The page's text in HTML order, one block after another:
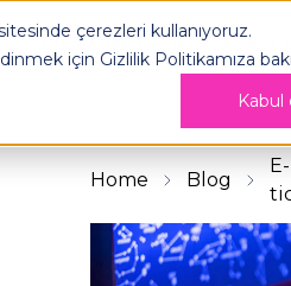
çerezleri kullanıyoruz.
için Gizlilik Politikamıza
Kabul
FULFILLMENT TEKNOLOJİ
Home Blog
E-